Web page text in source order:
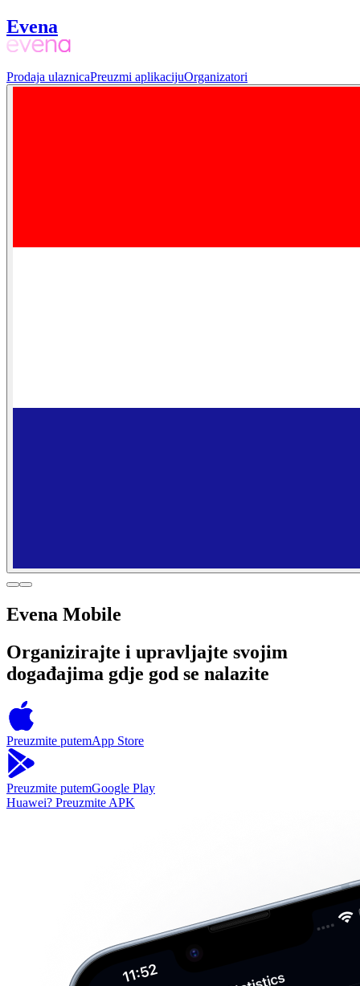
Evena
Prodaja ulaznicaPreuzmi aplikacijuOrganizatori
Evena Mobile
Organizirajte i upravljajte svojim
događajima gdje god se nalazite
Preuzmite putemApp Store
Preuzmite putemGoogle Play
Huawei? Preuzmite APK